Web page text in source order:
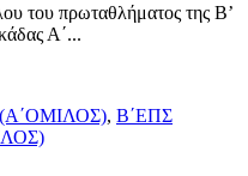
του πρωταθλήματος της Β’
Α΄...
, Β΄ΕΠΣ